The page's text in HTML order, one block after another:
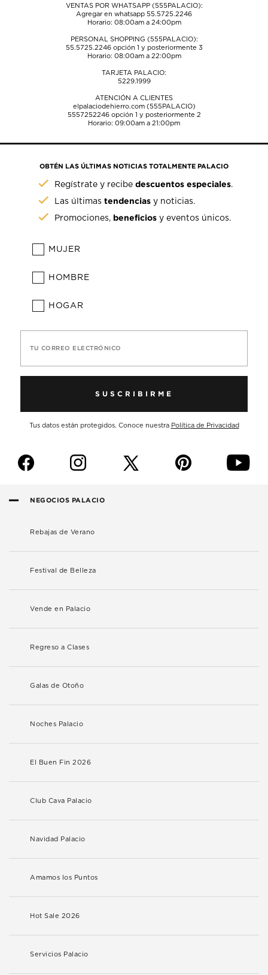
VENTAS POR WHATSAPP (555PALACIO):
Agregar en whatsapp 55.5725.2246
Horario: 08:00am a 24:00pm
PERSONAL SHOPPING (555PALACIO):
55.5725.2246opción 1 y posteriormente 3
Horario: 08:00am a 22:00pm
TARJETA PALACIO:
5229.1999
ATENCIÓN A CLIENTES
elpalaciodehierro.com (555PALACIO)
5557252246opción 1 y posteriormente 2
Horario: 09:00am a 21:00pm
OBTÉN LAS ÚLTIMAS NOTICIAS TOTALMENTE PALACIO
Regístrate y recibedescuentos especiales.
Las últimastendencias y noticias.
Promociones, beneficios y eventos únicos.
MUJER
HOMBRE
HOGAR
TU CORREO ELECTRÓNICO
SUSCRIBIRME
Tus datos están protegidos. Conoce nuestra Política de Privacidad
f i p y
NEGOCIOS PALACIO
Rebajas de Verano
Festival de Belleza
Vende en Palacio
Regreso a Clases
Galas de Otoño
Noches Palacio
El Buen Fin 2026
Club Cava Palacio
Navidad Palacio
Amamos los Puntos
Hot Sale 2026
Servicios Palacio